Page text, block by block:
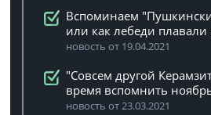
Вспоминаем
или как лебеди плавали
новость от 19.04.2021
"Совсем другой
время вспомнить
новость от 23.03.2021